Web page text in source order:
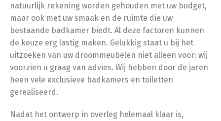
natuurlijk rekening worden gehouden met uw budget,
maar ook met uw smaak en de ruimte die uw
bestaande badkamer biedt. Al deze factoren kunnen
de keuze erg lastig maken. Gelukkig staat u bij het
uitzoeken van uw droommeubelen niet alleen voor: wij
voorzien u graag van advies. Wij hebben door de jaren
heen vele exclusieve badkamers en toiletten
gerealiseerd.
Nadat het ontwerp in overleg helemaal klaar is,